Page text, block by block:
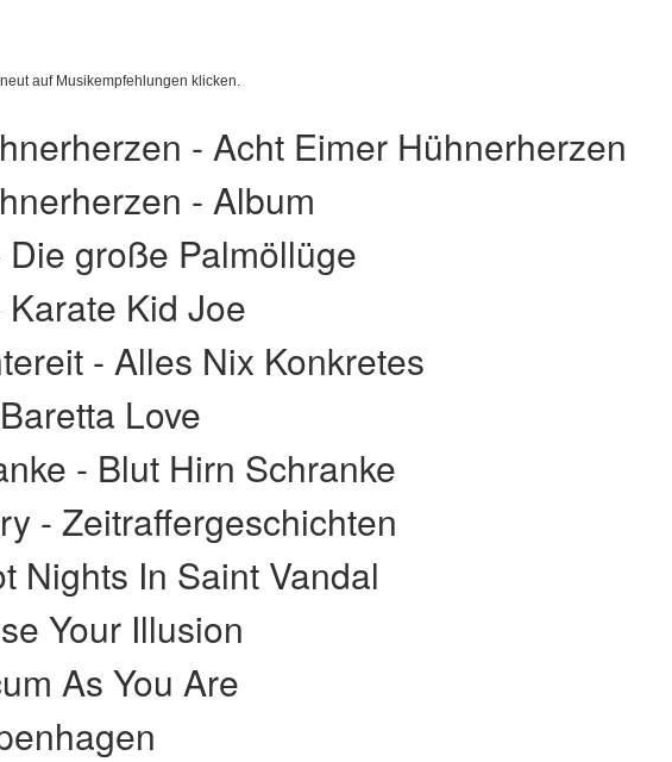
auf Musikempfehlungen klicken.
- Acht Eimer Hühnerherzen
- Album
große Palmöllüge
Kid Joe
- Alles Nix Konkretes
Love
- Blut Hirn Schranke
- Zeitraffergeschichten
Nights In Saint Vandal
Your Illusion
As You Are